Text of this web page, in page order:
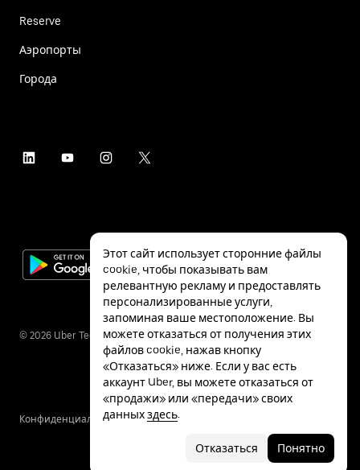
Reserve
Аэропорты
Города
© 2026 Uber Technologies Inc.
КонфиденциальностьСпециальные
Этот сайт использует сторонние файлы
cookie, чтобы показывать вам
релевантную рекламу и предоставлять
персонализированные услуги,
запоминая ваше местоположение. Вы
можете отказаться от получения этих
файлов cookie, нажав кнопку
«Отказаться» ниже. Если у вас есть
аккаунт Uber, вы можете отказаться от
«продажи» или «передачи» своих
данныхздесь.
Отказаться Понятно